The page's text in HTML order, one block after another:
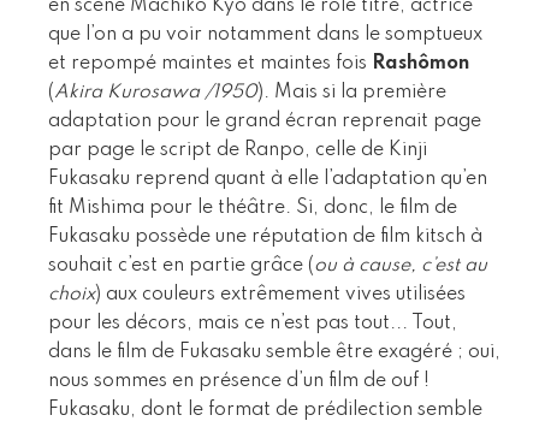
en scène Machiko Kyo dans le rôle titre, actrice
que l’on a pu voir notamment dans le somptueux
et repompé maintes et maintes fois Rashômon
(Akira Kurosawa /1950). Mais si la première
adaptation pour le grand écran reprenait page
par page le script de Ranpo, celle de Kinji
Fukasaku reprend quant à elle l’adaptation qu’en
fit Mishima pour le théâtre. Si, donc, le film de
Fukasaku possède une réputation de film kitsch à
souhait c’est en partie grâce (ou à cause, c’est au
choix) aux couleurs extrêmement vives utilisées
pour les décors, mais ce n’est pas tout... Tout,
dans le film de Fukasaku semble être exagéré ; oui,
nous sommes en présence d’un film de ouf !
Fukasaku, dont le format de prédilection semble